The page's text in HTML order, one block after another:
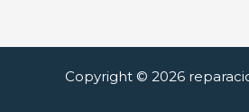
Copyright © 2026